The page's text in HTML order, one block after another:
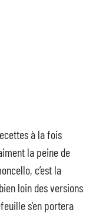
à la fois
la peine de
c’est la
loin des versions
s’en portera